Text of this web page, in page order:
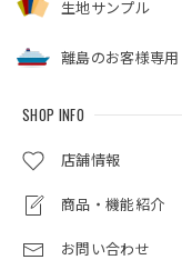
生地サンプル
離島のお客様専用
SHOP INFO
店舗情報
商品・機能紹介
お問い合わせ